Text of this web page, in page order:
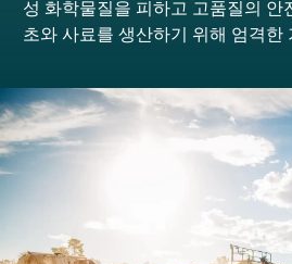
성 화학물질을 피하고 고품질의 안
초와 사료를 생산하기 위해 엄격한